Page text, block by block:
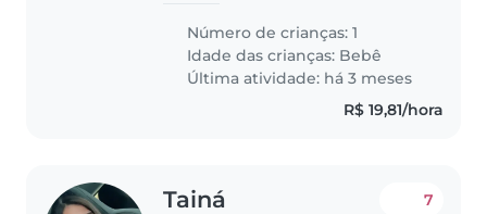
bebê é calmo tem 4 meses não
incomoda em nada só chora
quando quer mamar
Número de crianças: 1
Idade das crianças: Bebê
Última atividade: há 3 meses
R$ 19,81/hora
Tainá 7